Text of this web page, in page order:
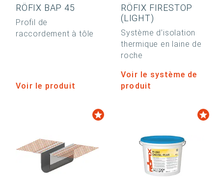
RÖFIX BAP 45
Profil de
raccordement à tôle
Voir le produit
RÖFIX FIRESTOP
(LIGHT)
Système d’isolation
thermique en laine de
roche
Voir le système de
produit